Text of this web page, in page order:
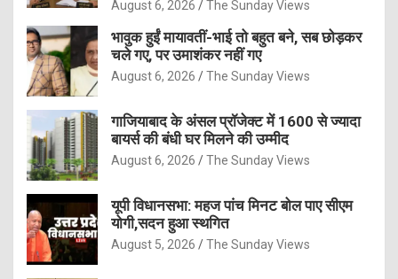
August 6, 2026 The Sunday Views
भावुक हुईं मायावतीं-भाई तो बहुत बने, सब छोड़कर
चले गए, पर उमाशंकर नहीं गए
August 6, 2026 The Sunday Views
गाजियाबाद के अंसल प्रॉजेक्ट में 1600 से ज्यादा
बायर्स की बंधी घर मिलने की उम्मीद
August 6, 2026 The Sunday Views
यूपी विधानसभा: महज पांच मिनट बोल पाए सीएम
योगी,सदन हुआ स्थगित
August 5, 2026 The Sunday Views